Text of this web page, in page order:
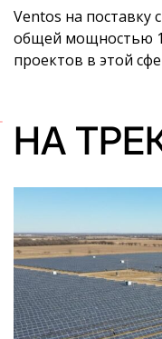
Ventos на поставку
общей мощностью
проектов в этой
НА